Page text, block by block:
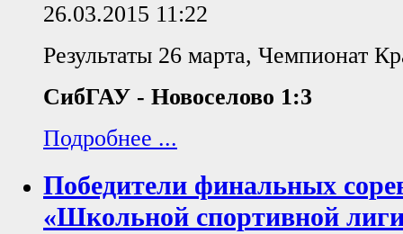
26.03.2015 11:22
Результаты 26 марта, Чемпионат
СибГАУ - Новоселово 1:3
Подробнее ...
Победители финальных
«Школьной спортивной